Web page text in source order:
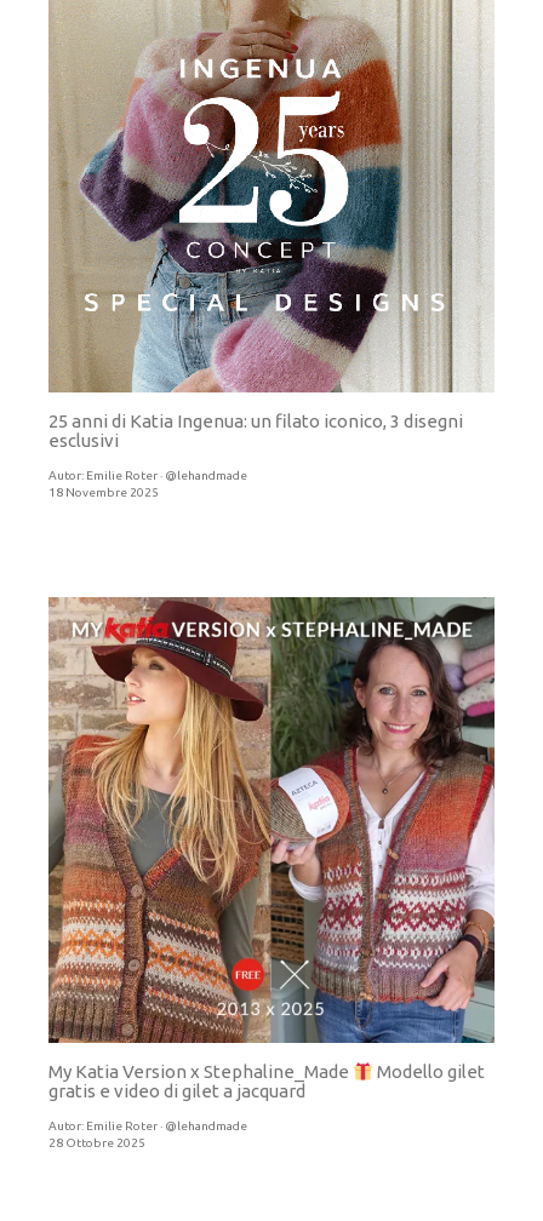
25 anni di Katia Ingenua: un filato iconico, 3 disegni
esclusivi
Autor: Emilie Roter · @lehandmade
18 Novembre 2025
My Katia Version x Stephaline_Made
Modello gilet
gratis e video di gilet a jacquard
Autor: Emilie Roter · @lehandmade
28 Ottobre 2025